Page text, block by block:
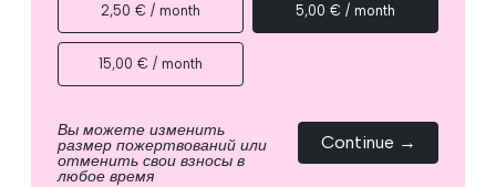
2,50 € / month 5,00 € / month
15,00 € / month
Вы можете изменить
размер пожертвований или
отменить свои взносы в
любое время
Continue →